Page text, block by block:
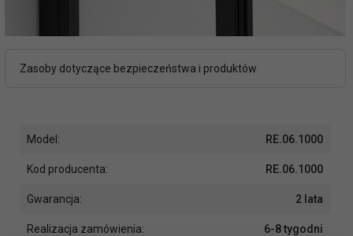
Zasoby dotyczące bezpieczeństwa i produktów
Model: RE.06.1000
Kod producenta: RE.06.1000
Gwarancja: 2 lata
Realizacja zamówienia: 6-8 tygodni